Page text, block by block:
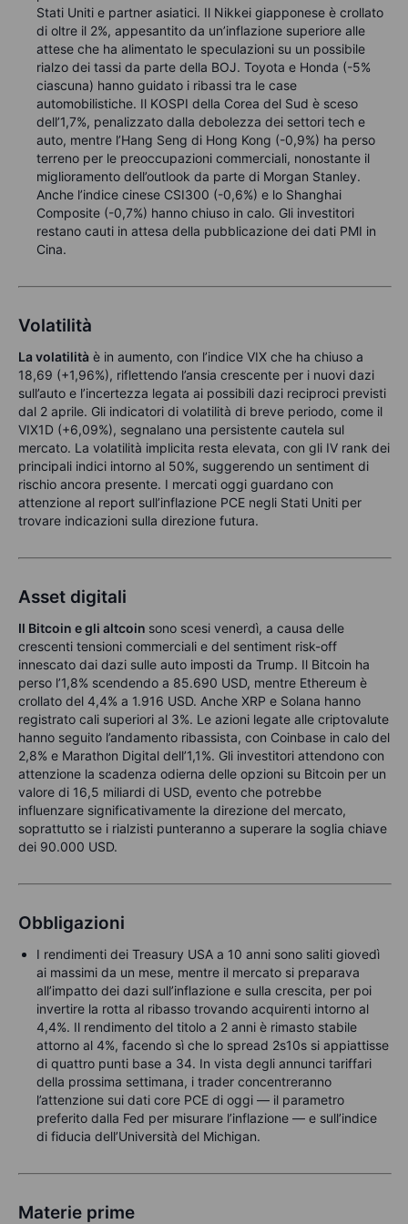
Stati Uniti e partner asiatici. Il Nikkei giapponese è crollato
di oltre il 2%, appesantito da un’inflazione superiore alle
attese che ha alimentato le speculazioni su un possibile
rialzo dei tassi da parte della BOJ. Toyota e Honda (-5%
ciascuna) hanno guidato i ribassi tra le case
automobilistiche. Il KOSPI della Corea del Sud è sceso
dell’1,7%, penalizzato dalla debolezza dei settori tech e
auto, mentre l’Hang Seng di Hong Kong (-0,9%) ha perso
terreno per le preoccupazioni commerciali, nonostante il
miglioramento dell’outlook da parte di Morgan Stanley.
Anche l’indice cinese CSI300 (-0,6%) e lo Shanghai
Composite (-0,7%) hanno chiuso in calo. Gli investitori
restano cauti in attesa della pubblicazione dei dati PMI in
Cina.
Volatilità
La volatilità è in aumento, con l’indice VIX che ha chiuso a
18,69 (+1,96%), riflettendo l’ansia crescente per i nuovi dazi
sull’auto e l’incertezza legata ai possibili dazi reciproci previsti
dal 2 aprile. Gli indicatori di volatilità di breve periodo, come il
VIX1D (+6,09%), segnalano una persistente cautela sul
mercato. La volatilità implicita resta elevata, con gli IV rank dei
principali indici intorno al 50%, suggerendo un sentiment di
rischio ancora presente. I mercati oggi guardano con
attenzione al report sull’inflazione PCE negli Stati Uniti per
trovare indicazioni sulla direzione futura.
Asset digitali
Il Bitcoin e gli altcoin sono scesi venerdì, a causa delle
crescenti tensioni commerciali e del sentiment risk-off
innescato dai dazi sulle auto imposti da Trump. Il Bitcoin ha
perso l’1,8% scendendo a 85.690 USD, mentre Ethereum è
crollato del 4,4% a 1.916 USD. Anche XRP e Solana hanno
registrato cali superiori al 3%. Le azioni legate alle criptovalute
hanno seguito l’andamento ribassista, con Coinbase in calo del
2,8% e Marathon Digital dell’1,1%. Gli investitori attendono con
attenzione la scadenza odierna delle opzioni su Bitcoin per un
valore di 16,5 miliardi di USD, evento che potrebbe
influenzare significativamente la direzione del mercato,
soprattutto se i rialzisti punteranno a superare la soglia chiave
dei 90.000 USD.
Obbligazioni
I rendimenti dei Treasury USA a 10 anni sono saliti giovedì
ai massimi da un mese, mentre il mercato si preparava
all’impatto dei dazi sull’inflazione e sulla crescita, per poi
invertire la rotta al ribasso trovando acquirenti intorno al
4,4%. Il rendimento del titolo a 2 anni è rimasto stabile
attorno al 4%, facendo sì che lo spread 2s10s si appiattisse
di quattro punti base a 34. In vista degli annunci tariffari
della prossima settimana, i trader concentreranno
l’attenzione sui dati core PCE di oggi — il parametro
preferito dalla Fed per misurare l’inflazione — e sull’indice
di fiducia dell’Università del Michigan.
Materie prime